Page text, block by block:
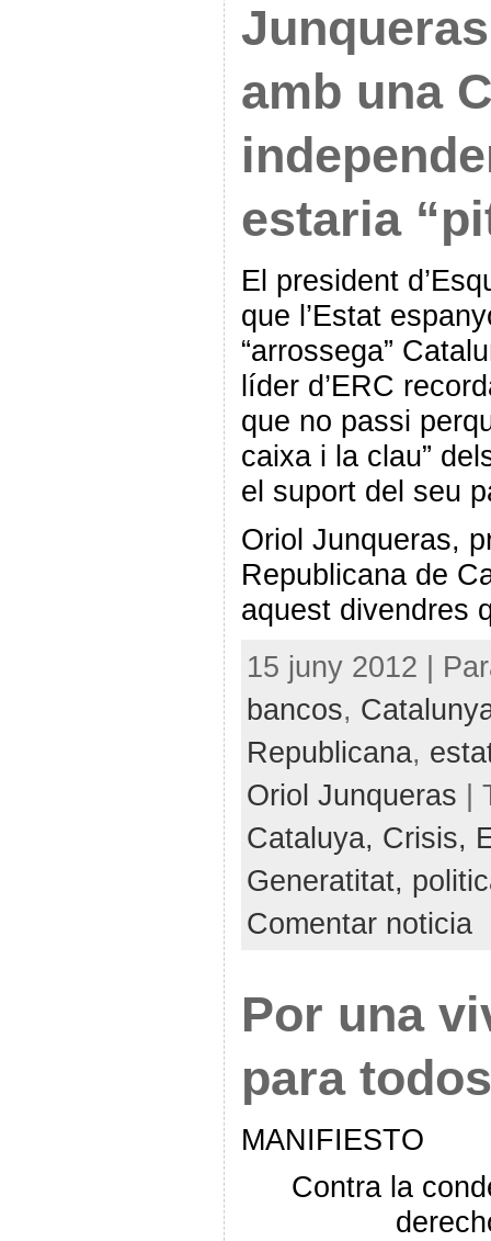
amb una
estaria
El president
que l’Estat
“arrossega”
líder d’ERC
que no passi
caixa i la clau”
el suport del seu
Oriol Junqueras,
Republicana de
aquest divendres
15 juny 2012 |
bancos,
Republicana,
Oriol Junqueras |
Cataluya, Crisis,
Generatitat,
Comentar noticia
Por una
para todos
MANIFIESTO
Contra la